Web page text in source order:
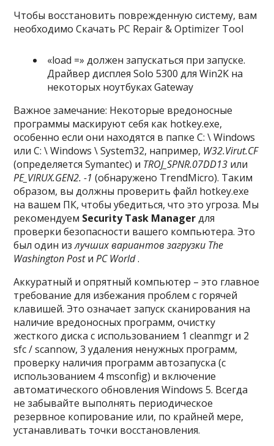
Чтобы восстановить поврежденную систему, вам
необходимо Скачать PC Repair & Optimizer Tool
«load =» должен запускаться при запуске.
Драйвер дисплея Solo 5300 для Win2K на
некоторых ноутбуках Gateway
Важное замечание: Некоторые вредоносные
программы маскируют себя как hotkey.exe,
особенно если они находятся в папке C: \ Windows
или C: \ Windows \ System32, например, W32.Virut.CF
(определяется Symantec) и TROJ_SPNR.07DD13 или
PE_VIRUX.GEN2. -1 (обнаружено TrendMicro). Таким
образом, вы должны проверить файл hotkey.exe
на вашем ПК, чтобы убедиться, что это угроза. Мы
рекомендуем Security Task Managerдля
проверки безопасности вашего компьютера. Это
был один излучших вариантов загрузки The
Washington PostиPC World.
Аккуратный и опрятный компьютер – это главное
требование для избежания проблем с горячей
клавишей. Это означает запуск сканирования на
наличие вредоносных программ, очистку
жесткого диска с использованием 1 cleanmgr и 2
sfc / scannow, 3 удаления ненужных программ,
проверку наличия программ автозапуска (с
использованием 4 msconfig) и включение
автоматического обновления Windows 5. Всегда
не забывайте выполнять периодическое
резервное копирование или, по крайней мере,
устанавливать точки восстановления.